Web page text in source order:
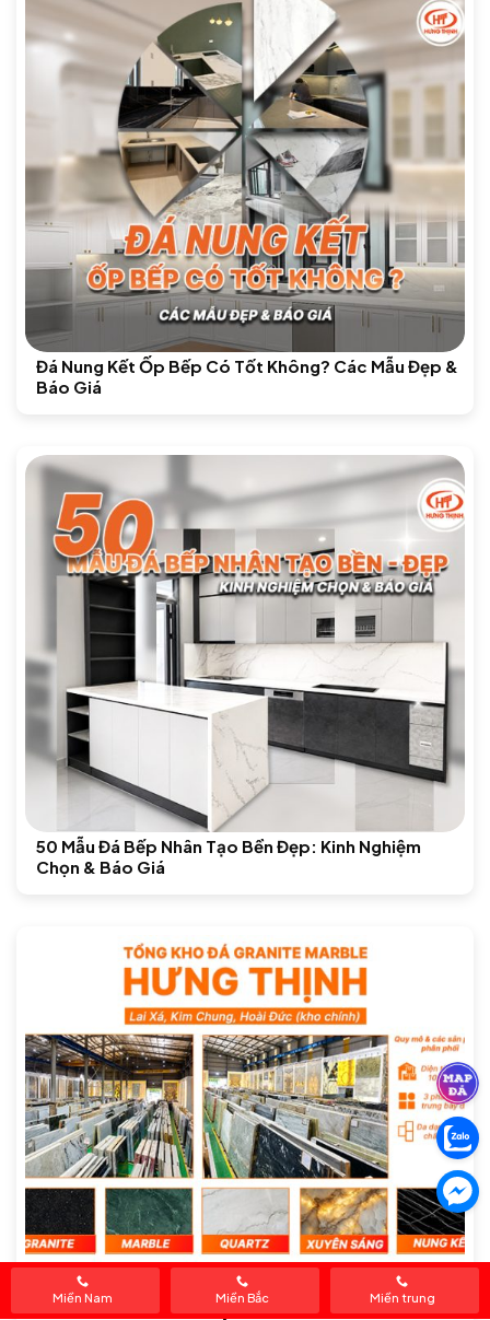
Miền Nam Miền Bắc Miền trung
Đá Nung Kết Ốp Bếp Có Tốt Không? Các Mẫu Đẹp &
Báo Giá
50 Mẫu Đá Bếp Nhân Tạo Bền Đẹp: Kinh Nghiệm
Chọn & Báo Giá